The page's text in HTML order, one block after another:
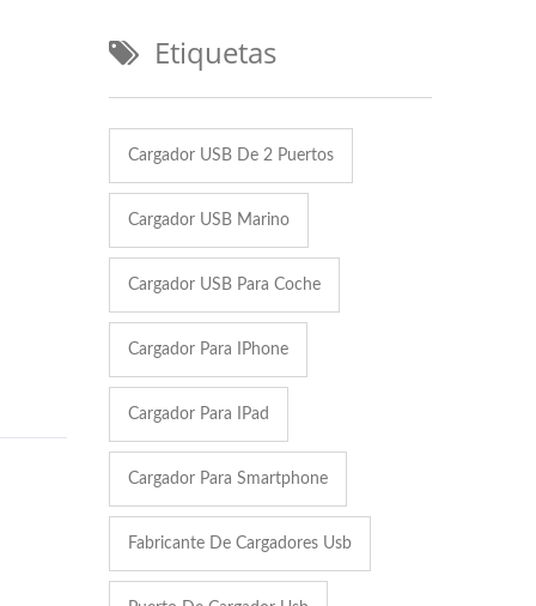
Etiquetas
Cargador USB De 2 Puertos
Cargador USB Marino
Cargador USB Para Coche
Cargador Para IPhone
Cargador Para IPad
Cargador Para Smartphone
Fabricante De Cargadores Usb